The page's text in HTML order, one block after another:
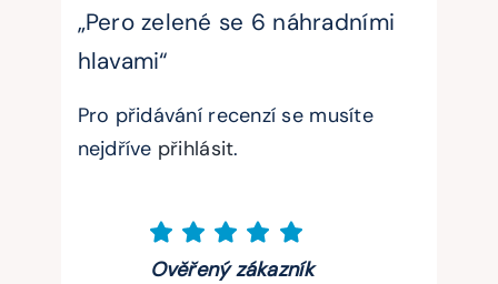
„Pero zelené se 6 náhradními
hlavami“
Pro přidávání recenzí se musíte
nejdříve přihlásit.
Ověřený zákazník